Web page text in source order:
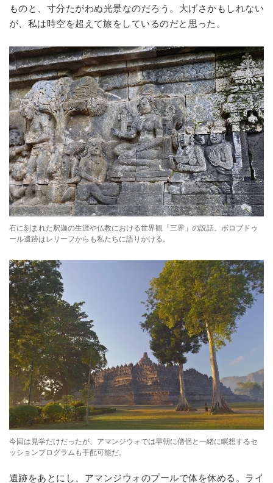
ものと、寸分たがわぬ光景なのだろう。大げさかもしれない
が、私は時空を超えて旅をしているのだと思った。
石に刻まれた釈迦の生涯や仏教における世界観「三界」の説話。ボロブドゥ
ール遺跡はレリーフからも私たちに語りかける。
今回は見学だけだったが、アマンジウォでは早朝に僧侶と一緒に瞑想するセ
ッションプログラムも手配可能だ。
遺跡をあとにし、アマンジウォのプールで体を休める。ライ